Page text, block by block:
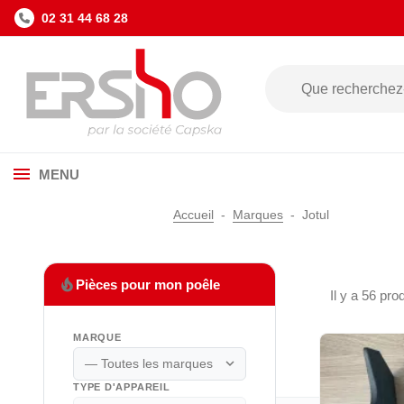
02 31 44 68 28
MENU
Accueil Marques Jotul
local_fire_department Pièces pour mon poêle
MARQUE
expand_more
TYPE D'APPAREIL
Il y a 56